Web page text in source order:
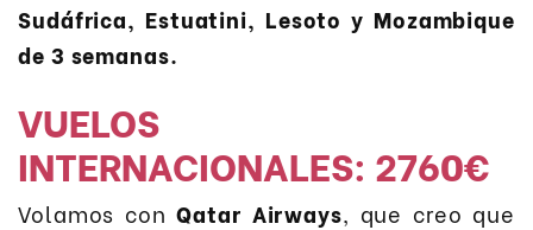
Sudáfrica, Estuatini, Lesoto y Mozambique
de 3 semanas.
VUELOS
INTERNACIONALES: 2760€
Volamos conQatar Airways, que creo que